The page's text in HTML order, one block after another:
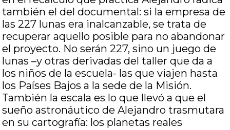
también el del documental: si la empresa de
las 227 lunas era inalcanzable, se trata de
recuperar aquello posible para no abandonar
el proyecto. No serán 227, sino un juego de
lunas –y otras derivadas del taller que da a
los niños de la escuela- las que viajen hasta
los Países Bajos a la sede de la Misión.
También la escala es lo que llevó a que el
sueño astronáutico de Alejandro trasmutara
en su cartografía: los planetas reales